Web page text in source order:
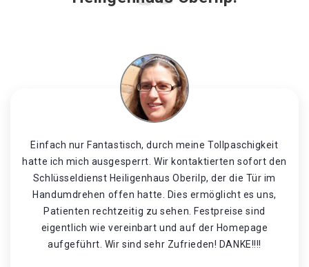
Einfach nur Fantastisch, durch meine Tollpaschigkeit
hatte ich mich ausgesperrt. Wir kontaktierten sofort den
Schlüsseldienst Heiligenhaus Oberilp, der die Tür im
Handumdrehen offen hatte. Dies ermöglicht es uns,
Patienten rechtzeitig zu sehen. Festpreise sind
eigentlich wie vereinbart und auf der Homepage
aufgeführt. Wir sind sehr Zufrieden! DANKE!!!!